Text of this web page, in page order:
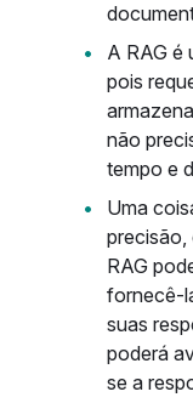
A RAG é
pois
não
tempo e
Uma
precisão,
RAG
fornecê-
suas
poderá
se a